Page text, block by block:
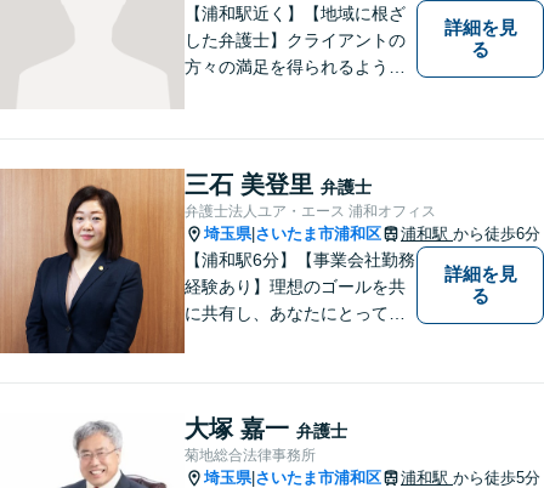
ート。
【浦和駅近く】【地域に根ざ
した弁護士】クライアントの
方々の満足を得られるよう最
題／企業法務など、幅広く対
応可能。【明確な料金体系】
法律トラブルでお悩みの方
は、どうぞお気軽にご相談く
ださい。
詳細を見
る
三石 美登里 弁護士
弁護士法人ユア・エース 浦和オフィス
埼玉県| さいたま市浦和区 浦和駅 から徒歩6分
【浦和駅6分】【事業会社勤務
経験あり】理想のゴールを共
に共有し、あなたにとって最
士。まずはお気軽にご相談く
ださい。【電話・メール相談
OK】
詳細を見
る
大塚 嘉一 弁護士
菊地総合法律事務所
埼玉県| さいたま市浦和区 浦和駅 から徒歩5分